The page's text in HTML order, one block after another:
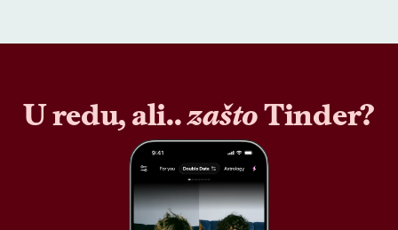
U redu, ali..zaštoTinder?